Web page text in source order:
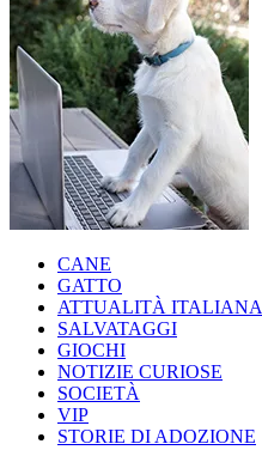
CANE
GATTO
ATTUALITÀ ITALIANA
SALVATAGGI
GIOCHI
NOTIZIE CURIOSE
SOCIETÀ
VIP
STORIE DI ADOZIONE